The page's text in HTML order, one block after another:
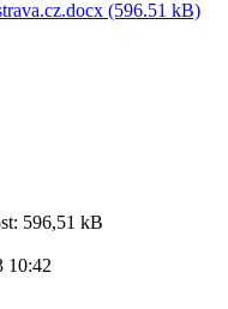
(596.51 kB)
596,51 kB
10:42